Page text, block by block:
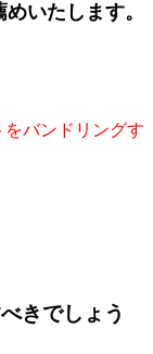
いたします。
バンドリングす
きでしょう